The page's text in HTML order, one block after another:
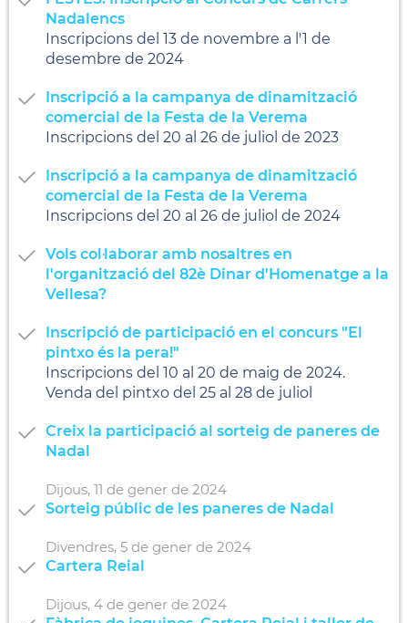
Nadalencs
Inscripcions del 13 de novembre a l'1 de
desembre de 2024
Inscripció a la campanya de dinamització
comercial de la Festa de la Verema
Inscripcions del 20 al 26 de juliol de 2023
Inscripció a la campanya de dinamització
comercial de la Festa de la Verema
Inscripcions del 20 al 26 de juliol de 2024
Vols col·laborar amb nosaltres en
l'organització del 82è Dinar d'Homenatge a la
Vellesa?
Inscripció de participació en el concurs "El
pintxo és la pera!"
Inscripcions del 10 al 20 de maig de 2024.
Venda del pintxo del 25 al 28 de juliol
Creix la participació al sorteig de paneres de
Nadal
Dijous, 11 de gener de 2024
Sorteig públic de les paneres de Nadal
Divendres, 5 de gener de 2024
Cartera Reial
Dijous, 4 de gener de 2024